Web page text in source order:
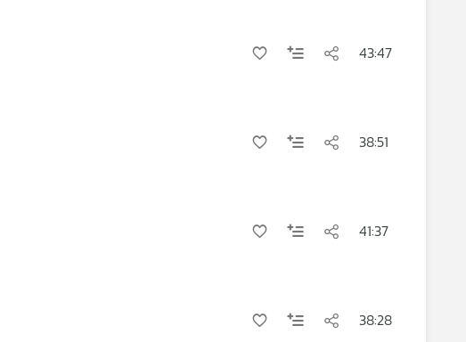
43:47
38:51
41:37
38:28